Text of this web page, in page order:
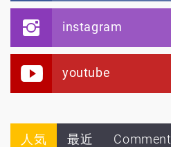
instagram
youtube
人気 最近 Comment